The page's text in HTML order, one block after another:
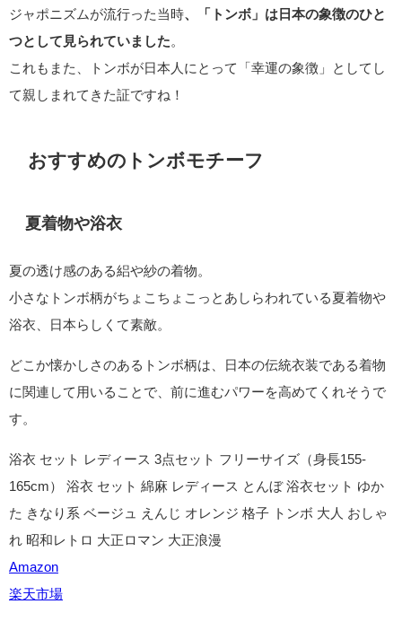
ジャポニズムが流行った当時、「トンボ」は日本の象徴のひと
つとして見られていました。
これもまた、トンボが日本人にとって「幸運の象徴」としてし
て親しまれてきた証ですね！
おすすめのトンボモチーフ
夏着物や浴衣
夏の透け感のある絽や紗の着物。
小さなトンボ柄がちょこちょこっとあしらわれている夏着物や
浴衣、日本らしくて素敵。
どこか懐かしさのあるトンボ柄は、日本の伝統衣装である着物
に関連して用いることで、前に進むパワーを高めてくれそうで
す。
浴衣 セット レディース 3点セット フリーサイズ（身長155-
165cm） 浴衣 セット 綿麻 レディース とんぼ 浴衣セット ゆか
た きなり系 ベージュ えんじ オレンジ 格子 トンボ 大人 おしゃ
れ 昭和レトロ 大正ロマン 大正浪漫
Amazon
楽天市場